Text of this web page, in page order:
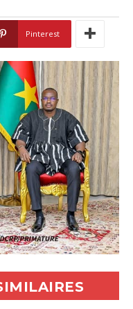
Pinterest